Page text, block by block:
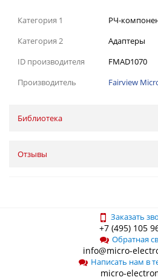
Категория 1
РЧ-
Категория 2
Адаптеры
ID производителя
FMAD1070
Производитель
Fairview
Библиотека
Отзывы
Заказать
+7 (495) 105
Обратная
info@micro-
Написать нам в
micro-